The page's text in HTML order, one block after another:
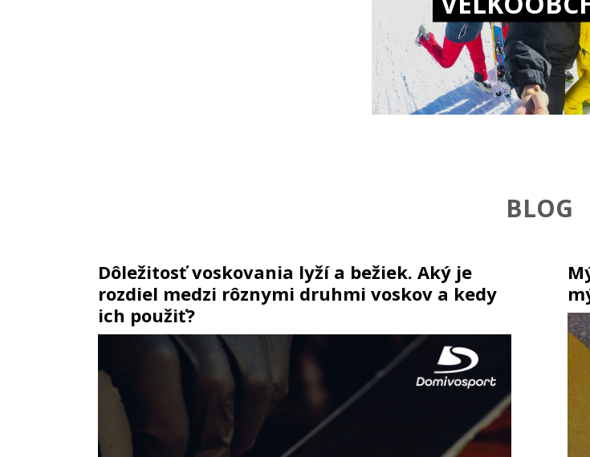
BLOG
Dôležitosť voskovania lyží a bežiek. Aký je
rozdiel medzi rôznymi druhmi voskov a kedy
ich použiť?